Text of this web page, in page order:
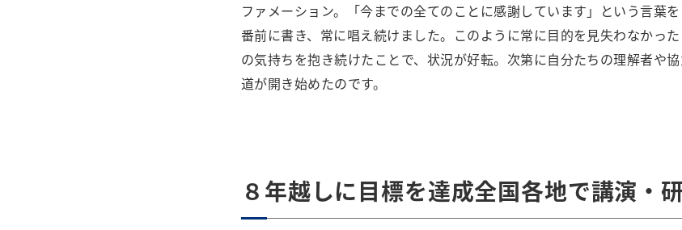
ファメーション。「今までの全てのことに感謝しています」という言葉
番前に書き、常に唱え続けました。このように常に目的を見失わなかっ
の気持ちを抱き続けたことで、状況が好転。次第に自分たちの理解者や
道が開き始めたのです。
８年越しに目標を達成全国各地で講演・